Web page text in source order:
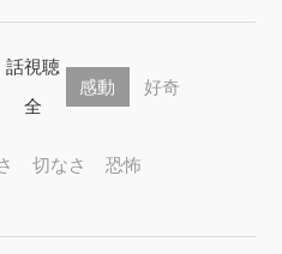
話視聴
全
感動 好奇
切なさ 恐怖